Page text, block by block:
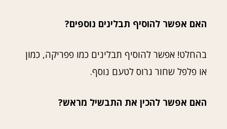
האם אפשר להוסיף תבלינים נוספים?
בהחלט! אפשר להוסיף תבלינים כמו פפריקה, כמון
או פלפל שחור גרוס לטעם נוסף.
האם אפשר להכין את התבשיל מראש?